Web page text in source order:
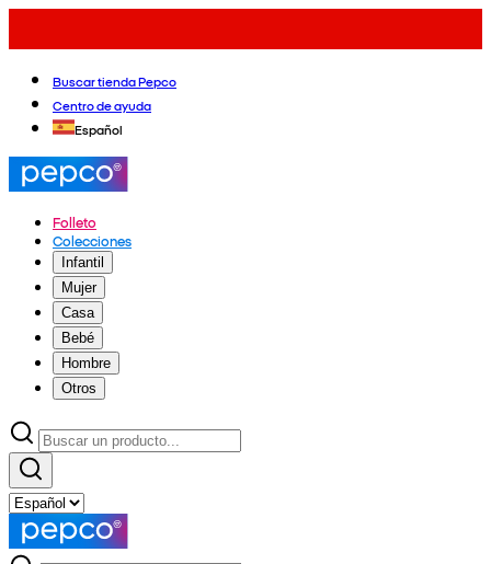
Buscar tienda Pepco
Centro de ayuda
Español
Folleto
Colecciones
Infantil
Mujer
Casa
Bebé
Hombre
Otros